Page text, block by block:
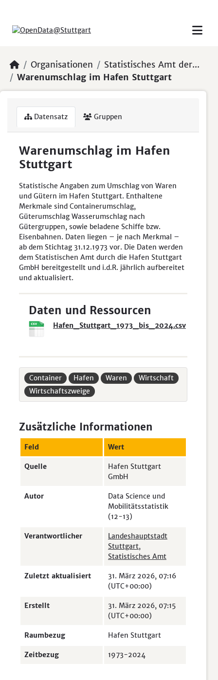
Organisationen
Statistisches Amt der...
Warenumschlag im Hafen Stuttgart
Datensatz Gruppen
Warenumschlag im Hafen
Stuttgart
Statistische Angaben zum Umschlag von Waren
und Gütern im Hafen Stuttgart. Enthaltene
Merkmale sind Containerumschlag,
Güterumschlag Wasserumschlag nach
Gütergruppen, sowie beladene Schiffe bzw.
Eisenbahnen. Daten liegen – je nach Merkmal –
ab dem Stichtag 31.12.1973 vor. Die Daten werden
dem Statistischen Amt durch die Hafen Stuttgart
GmbH bereitgestellt und i.d.R. jährlich aufbereitet
und aktualisiert.
Daten und Ressourcen
Hafen_Stuttgart_1973_bis_2024.csv
Container Hafen Waren
Wirtschaft
Wirtschaftszweige
Zusätzliche Informationen
Feld Wert
Quelle
Hafen Stuttgart
GmbH
Autor
Data Science und
Mobilitätsstatistik
(12-13)
Verantwortlicher
Landeshauptstadt
Stuttgart,
Statistisches Amt
Zuletzt aktualisiert
31. März 2026, 07:16
(UTC+00:00)
Erstellt
31. März 2026, 07:15
(UTC+00:00)
Raumbezug Hafen Stuttgart
Zeitbezug 1973-2024